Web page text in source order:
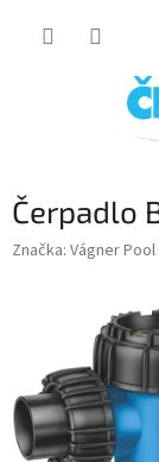
Čerpadlo
Značka: Vágner Pool